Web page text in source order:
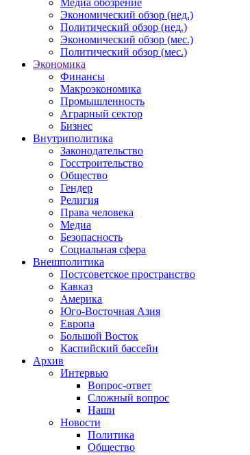
Медиа обозрение
Экономический обзор (нед.)
Политический обзор (нед.)
Экономический обзор (мес.)
Политический обзор (мес.)
Экономика
Финансы
Макроэкономика
Промышленность
Аграрный сектор
Бизнес
Внутриполитика
Законодательство
Госстроительство
Общество
Гендер
Религия
Права человека
Медиа
Безопасность
Социальная сфера
Внешполитика
Постсоветское пространство
Кавказ
Америка
Юго-Восточная Азия
Европа
Большой Восток
Каспийский бассейн
Архив
Интервью
Вопрос-ответ
Сложный вопрос
Наши
Новости
Политика
Общество